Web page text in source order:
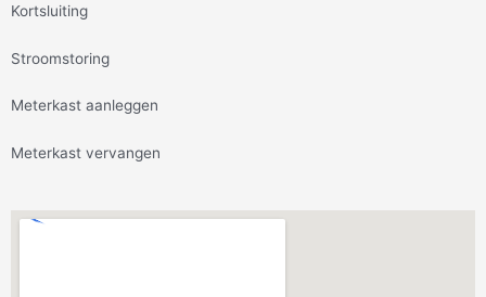
Kortsluiting
Stroomstoring
Meterkast aanleggen
Meterkast vervangen